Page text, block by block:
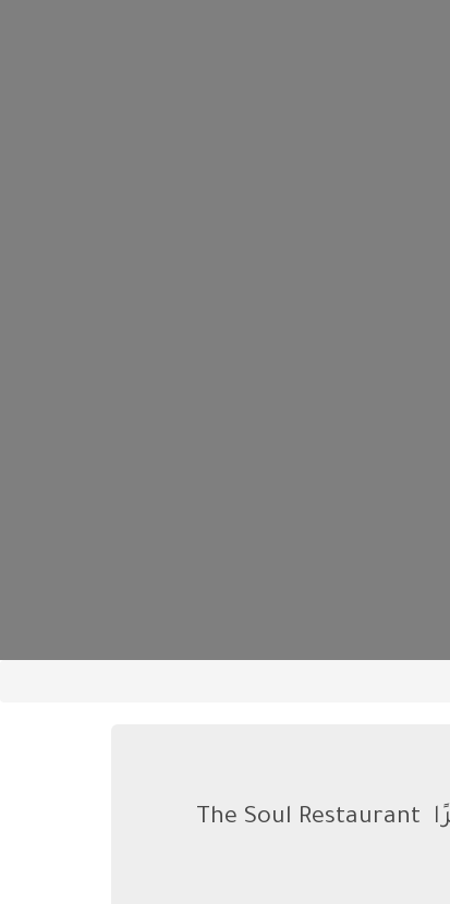
مطعم سول ‪The Soul Restaurant يقع مطعم ذا سول في هوي آن فيتنام على بُعد خمس دقائق سيرًا